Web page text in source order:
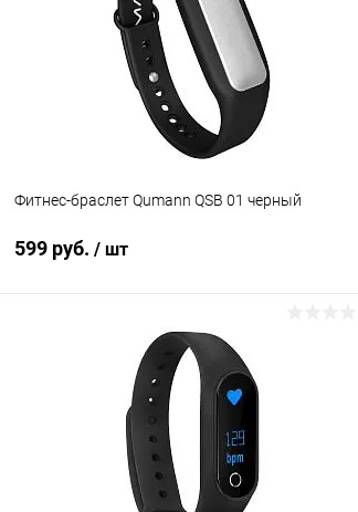
К сравнению
В наличии
Фитнес-браслет Qumann QSB 01 черный
599 руб. / шт
В корзину
К сравнению
В наличии